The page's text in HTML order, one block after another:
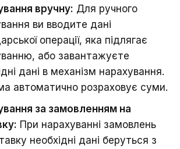
вручну: Для ручного
ви вводите дані
операції, яка підлягає
або завантажуєте
дані в механізм нарахування.
автоматично розраховує суми.
за замовленням на
При нарахуванні замовлень
необхідні дані беруться з